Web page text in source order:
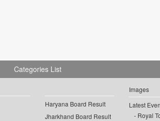
Categories List
Haryana Board Result
Jharkhand Board Result
Images
Latest
Royal